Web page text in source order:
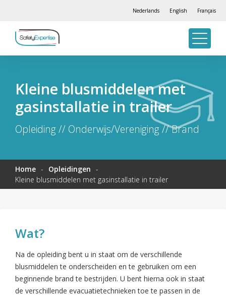
Nederlands English Français
Kleine blusmiddelen met
gasinstallatie in trailer
Opleiding // Onderwijs/Vereniging // Brand
Home - Opleidingen -
Kleine blusmiddelen met gasinstallatie in trailer
Wat?
Na de opleiding bent u in staat om de verschillende
blusmiddelen te onderscheiden en te gebruiken om een
beginnende brand te bestrijden. U bent hierna ook in staat
de verschillende evacuatietechnieken toe te passen in de